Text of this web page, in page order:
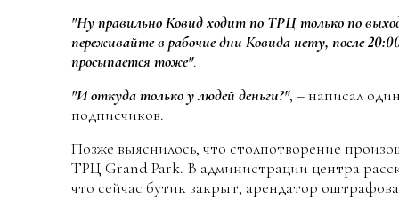
"Ну правильно Ковид ходит по ТРЦ только по
переживайте в рабочие дни Ковида нету, после
просыпается тоже".
"И откуда только у людей деньги?", – написал
подписчиков.
Позже выяснилось, что столпотворение
ТРЦ Grand Park. В администрации центра
что сейчас бутик закрыт, арендатор